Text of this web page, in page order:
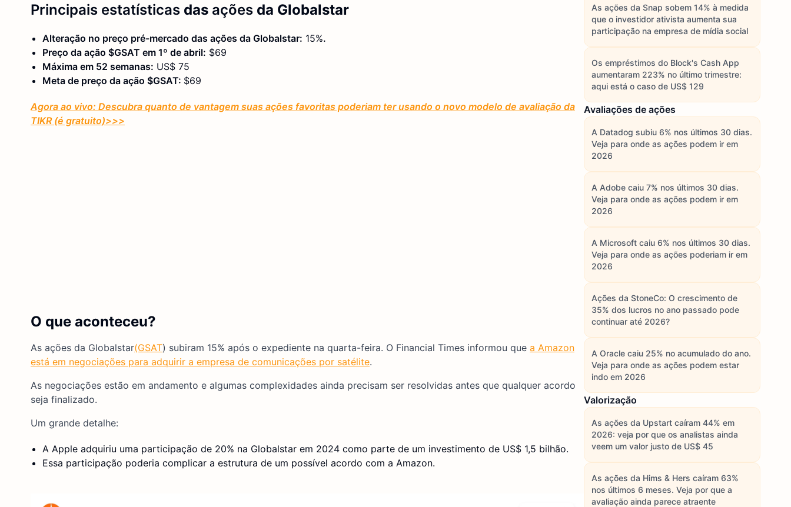
Principais estatísticas das ações da Globalstar
Alteração no preço pré-mercado das ações da Globalstar: 15%.
Preço da ação $GSAT em 1º de abril: $69
Máxima em 52 semanas: US$ 75
Meta de preço da ação $GSAT: $69
Agora ao vivo: Descubra quanto de vantagem suas ações favoritas poderiam ter usando o novo modelo de avaliação da
TIKR (é gratuito)>>>
O que aconteceu?
As ações da Globalstar(GSAT) subiram 15% após o expediente na quarta-feira. O Financial Times informou que a Amazon
está em negociações para adquirir a empresa de comunicações por satélite.
As negociações estão em andamento e algumas complexidades ainda precisam ser resolvidas antes que qualquer acordo
seja finalizado.
Um grande detalhe:
A Apple adquiriu uma participação de 20% na Globalstar em 2024 como parte de um investimento de US$ 1,5 bilhão.
Essa participação poderia complicar a estrutura de um possível acordo com a Amazon.
As ações da Snap sobem 14% à medida
que o investidor ativista aumenta sua
participação na empresa de mídia social
Os empréstimos do Block's Cash App
aumentaram 223% no último trimestre:
aqui está o caso de US$ 129
Avaliações de ações
A Datadog subiu 6% nos últimos 30 dias.
Veja para onde as ações podem ir em
2026
A Adobe caiu 7% nos últimos 30 dias.
Veja para onde as ações podem ir em
2026
A Microsoft caiu 6% nos últimos 30 dias.
Veja para onde as ações poderiam ir em
2026
Ações da StoneCo: O crescimento de
35% dos lucros no ano passado pode
continuar até 2026?
A Oracle caiu 25% no acumulado do ano.
Veja para onde as ações podem estar
indo em 2026
Valorização
As ações da Upstart caíram 44% em
2026: veja por que os analistas ainda
veem um valor justo de US$ 45
As ações da Hims & Hers caíram 63%
nos últimos 6 meses. Veja por que a
avaliação ainda parece atraente